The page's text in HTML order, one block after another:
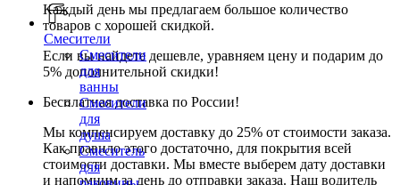
Смесители
Смесители
для
ванны
Смесители
для
душа
Смеситель
для
Каждый день мы предлагаем большое количество
товаров с хорошей скидкой.
Если вы найдете дешевле, уравняем цену и подарим до
5% дополнительной скидки!
Бесплатная доставка по России!
Мы компенсируем доставку до 25% от стоимости заказа.
Как правило этого достаточно, для покрытия всей
стоимости доставки. Мы вместе выберем дату доставки
и напомним за день до отправки заказа. Наш водитель